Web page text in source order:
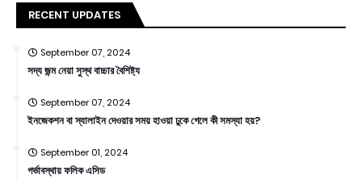
RECENT UPDATES
September 07, 2024
সদ্য জন্ম নেয়া সুস্থ বাচ্চার বৈশিষ্ট্য
September 07, 2024
ইনজেকশন বা স্যালাইন দেওয়ার সময় হাওয়া ঢুকে গেলে কী সমস্যা হয়?
September 01, 2024
গর্ভাবস্থায় ফলিক এসিড